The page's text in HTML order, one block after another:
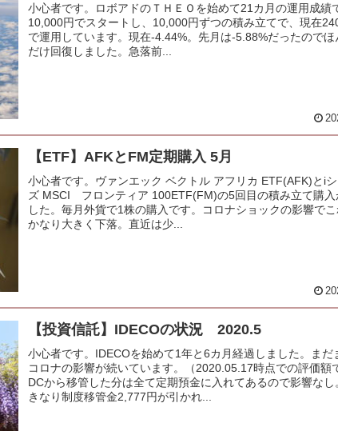
小心者です。ロボアドのＴＨＥＯを始めて21カ月の運用成績
10,000円でスタートし、10,000円ずつの積み立てで、現在
で運用しています。現在-4.44%。先月は-5.88%だったのでほ
だけ回復しました。急落前...
【ETF】AFKとFM定期購入 5月
小心者です。ヴァンエック ベクトル アフリカ ETF(AFK)とi
ズ MSCI フロンティア 100ETF(FM)の5回目の積み立て購入
した。毎月外貨で1株の購入です。コロナショックの影響でこ
かなり大きく下落。直近は少...
【投資信託】IDECOの状況 2020.5
小心者です。IDECOを始めて1年と6カ月経過しました。まだ
コロナの影響が続いています。（2020.05.17時点での評価額
DCから移管した分は全て定期預金に入れてあるので影響なし
きなり制度移管金2,777円が引かれ...